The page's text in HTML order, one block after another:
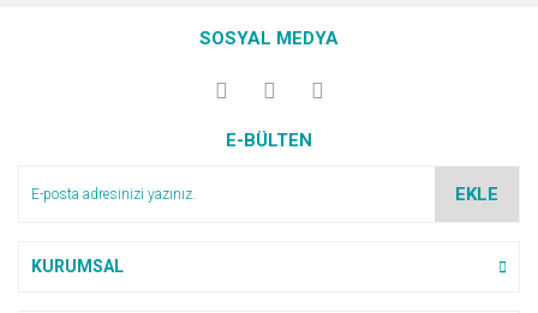
SOSYAL MEDYA
E-BÜLTEN
EKLE
KURUMSAL